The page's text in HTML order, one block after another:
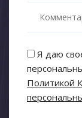
Я даю
Политикой